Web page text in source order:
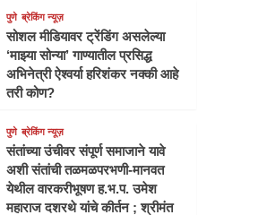
पुणे ब्रेकिंग न्यूज़
सोशल मीडियावर ट्रेंडिंग असलेल्या
‘माझ्या सोन्या’ गाण्यातील प्रसिद्ध
अभिनेत्री ऐश्वर्या हरिशंकर नक्की आहे
तरी कोण?
पुणे ब्रेकिंग न्यूज़
संतांच्या उंचीवर संपूर्ण समाजाने यावे
अशी संतांची तळमळपरभणी-मानवत
येथील वारकरीभूषण ह.भ.प. उमेश
महाराज दशरथे यांचे कीर्तन ; श्रीमंत